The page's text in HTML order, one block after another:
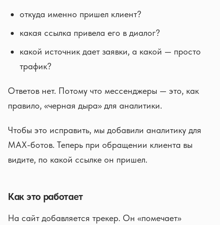
откуда именно пришел клиент?
какая ссылка привела его в диалог?
какой источник дает заявки, а какой — просто
трафик?
Ответов нет. Потому что мессенджеры — это, как
правило, «черная дыра» для аналитики.
Чтобы это исправить, мы добавили аналитику для
MAX-ботов. Теперь при обращении клиента вы
видите, по какой ссылке он пришел.
Как это работает
На сайт добавляется трекер. Он «помечает»